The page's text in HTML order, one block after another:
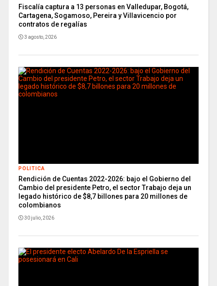
Fiscalía captura a 13 personas en Valledupar, Bogotá,
Cartagena, Sogamoso, Pereira y Villavicencio por
contratos de regalías
3 agosto, 2026
POLITICA
Rendición de Cuentas 2022-2026: bajo el Gobierno del
Cambio del presidente Petro, el sector Trabajo deja un
legado histórico de $8,7 billones para 20 millones de
colombianos
30 julio, 2026